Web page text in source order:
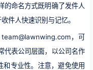
命名方式既明确了发件人
件人快速识别与记忆。​
team@lawnwing.com，可
表公司层面，以公司名作
和专业性。注意，避免使用